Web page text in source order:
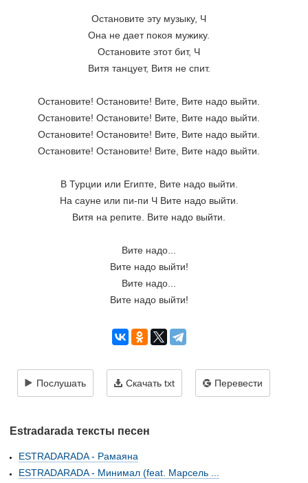
Остановите эту музыку, Ч
Она не дает покоя мужику.
Остановите этот бит, Ч
Витя танцует, Витя не спит.
Остановите! Остановите! Вите, Вите надо выйти.
Остановите! Остановите! Вите, Вите надо выйти.
Остановите! Остановите! Вите, Вите надо выйти.
Остановите! Остановите! Вите, Вите надо выйти.
В Турции или Египте, Вите надо выйти.
На сауне или пи-пи Ч Вите надо выйти.
Витя на репите. Вите надо выйти.
Вите надо...
Вите надо выйти!
Вите надо...
Вите надо выйти!
Послушать Скачать txt Перевести
Estradarada тексты песен
ESTRADARADA - Рамаяна
ESTRADARADA - Минимал (feat. Марсель ...